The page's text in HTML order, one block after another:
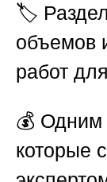
🏷️
объемов
работ
💰 Одним
которые